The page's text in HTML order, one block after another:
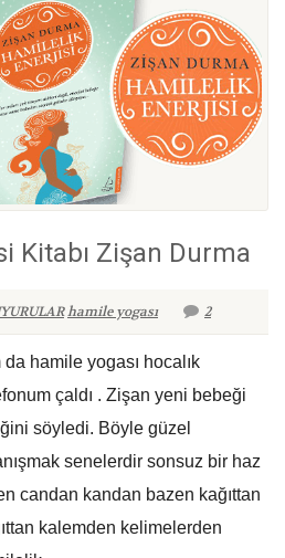
Kitabı Zişan Durma
hamile yogası 2
hamile yogası hocalık
çaldı . Zişan yeni bebeği
söyledi. Böyle güzel
senelerdir sonsuz bir haz
candan kandan bazen kağıttan
kalemden kelimelerden